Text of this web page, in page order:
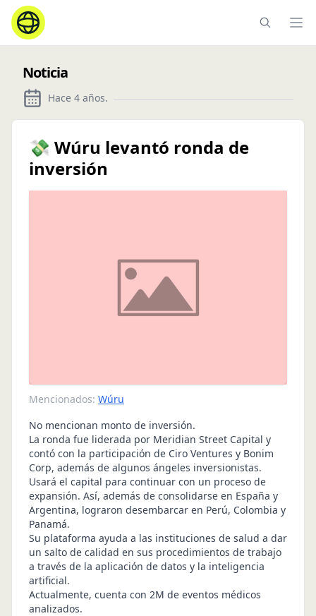
Noticia
Hace 4 años.
💸 Wúru levantó ronda de
inversión
Mencionados: Wúru
No mencionan monto de inversión.
La ronda fue liderada por Meridian Street Capital y
contó con la participación de Ciro Ventures y Bonim
Corp, además de algunos ángeles inversionistas.
Usará el capital para continuar con un proceso de
expansión. Así, además de consolidarse en España y
Argentina, lograron desembarcar en Perú, Colombia y
Panamá.
Su plataforma ayuda a las instituciones de salud a dar
un salto de calidad en sus procedimientos de trabajo
a través de la aplicación de datos y la inteligencia
artificial.
Actualmente, cuenta con 2M de eventos médicos
analizados.